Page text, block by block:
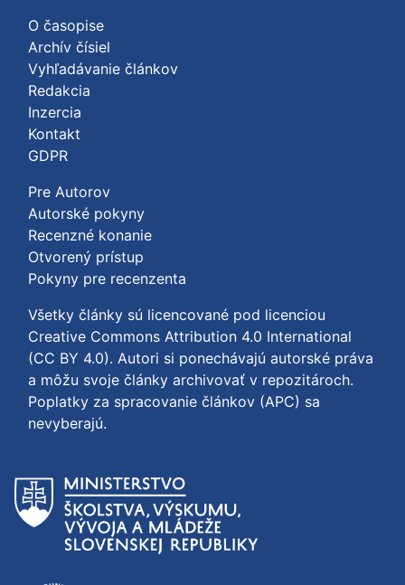
O časopise
Archív čísiel
Vyhľadávanie článkov
Redakcia
Inzercia
Kontakt
GDPR
Pre Autorov
Autorské pokyny
Recenzné konanie
Otvorený prístup
Pokyny pre recenzenta
Všetky články sú licencované pod licenciou
Creative Commons Attribution 4.0 International
(CC BY 4.0). Autori si ponechávajú autorské práva
a môžu svoje články archivovať v repozitároch.
Poplatky za spracovanie článkov (APC) sa
nevyberajú.